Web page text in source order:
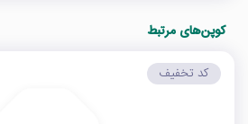
کوپن‌های مرتبط
کد تخفیف